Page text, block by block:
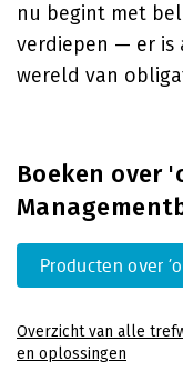
nu begint met
verdiepen — er is
wereld van
Boeken over
Producten over
Overzicht van alle
en oplossingen